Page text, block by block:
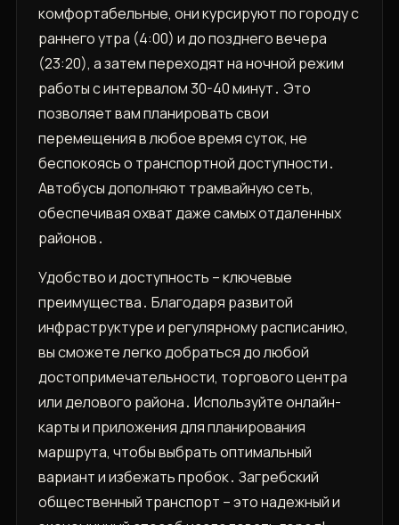
комфортабельные‚ они курсируют по городу с
раннего утра (4:00) и до позднего вечера
(23:20)‚ а затем переходят на ночной режим
работы с интервалом 30-40 минут․ Это
позволяет вам планировать свои
перемещения в любое время суток‚ не
беспокоясь о транспортной доступности․
Автобусы дополняют трамвайную сеть‚
обеспечивая охват даже самых отдаленных
районов․
Удобство и доступность – ключевые
преимущества․ Благодаря развитой
инфраструктуре и регулярному расписанию‚
вы сможете легко добраться до любой
достопримечательности‚ торгового центра
или делового района․ Используйте онлайн-
карты и приложения для планирования
маршрута‚ чтобы выбрать оптимальный
вариант и избежать пробок․ Загребский
общественный транспорт – это надежный и